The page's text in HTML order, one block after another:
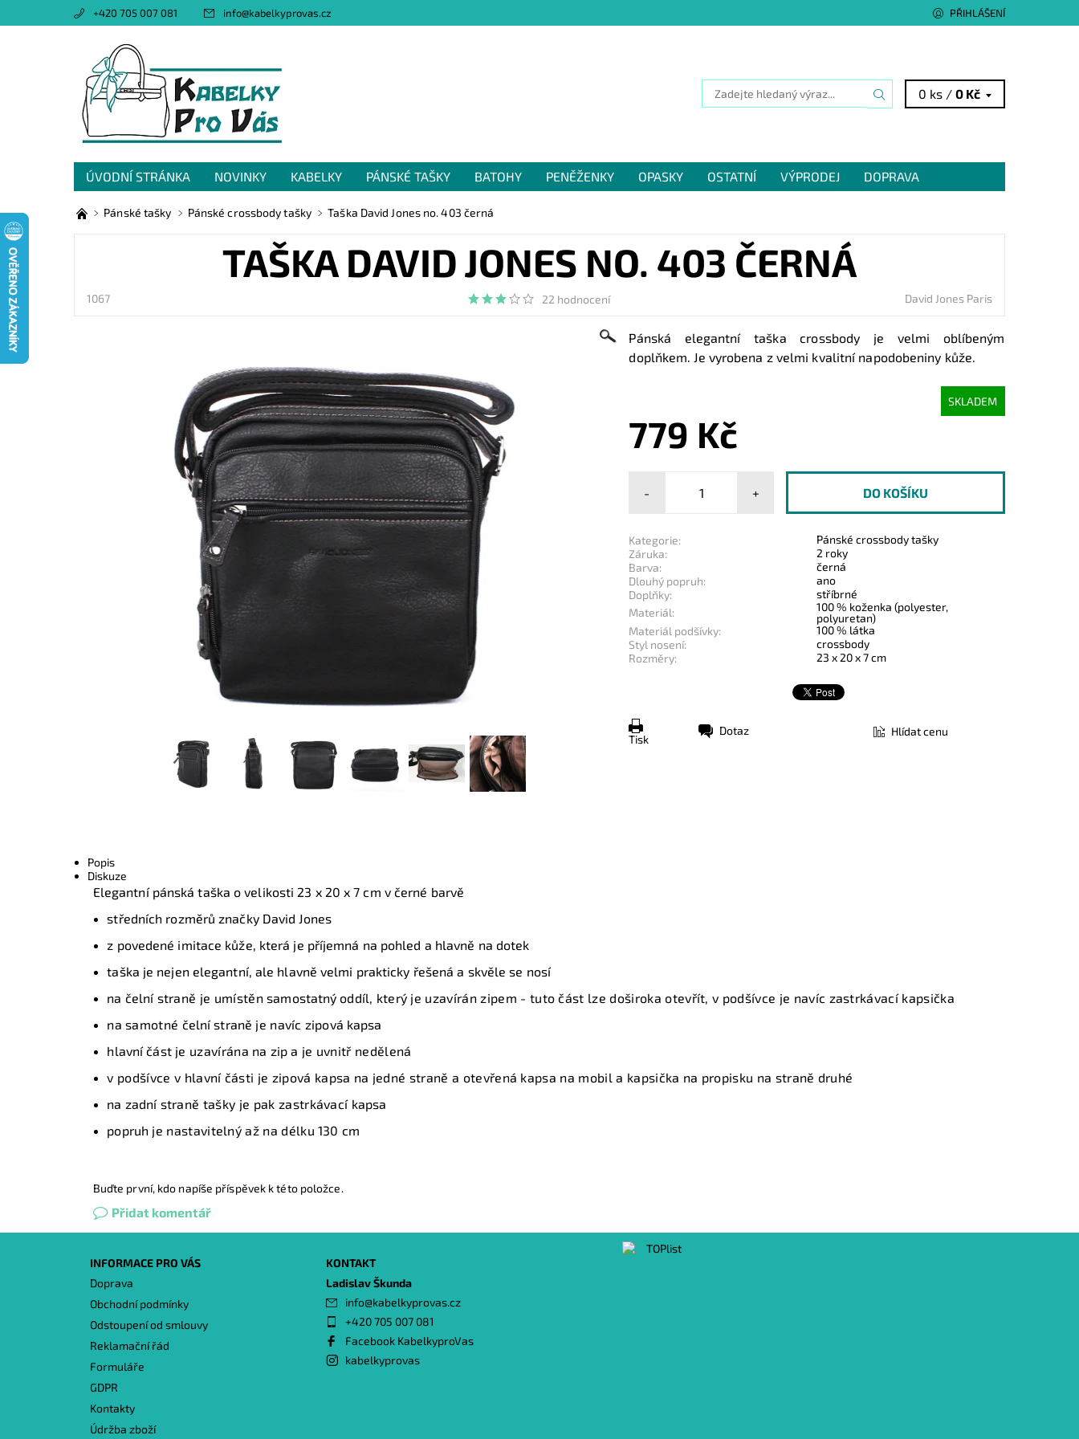
+420 705 007 081 info@kabelkyprovas.cz PŘIHLÁŠENÍ
0 ks /0 Kč
ÚVODNÍ STRÁNKA NOVINKY KABELKY PÁNSKÉ TAŠKY BATOHY PENĚŽENKY OPASKY OSTATNÍ VÝPRODEJ
DOPRAVA
OBCHODNÍ PODMÍNKY
GDPR NAPIŠTE NÁM
Pánské tašky Pánské crossbody tašky Taška David Jones no. 403 černá
TAŠKA DAVID JONES NO. 403 ČERNÁ
1067 22 hodnocení David Jones Paris
Pánská elegantní taška crossbody je velmi oblíbeným
doplňkem. Je vyrobena z velmi kvalitní napodobeniny kůže.
SKLADEM
779 Kč
- +
Kategorie:
Pánské crossbody tašky
Záruka:
2 roky
Barva:
černá
Dlouhý popruh:
ano
Doplňky:
stříbrné
Materiál:
100 % koženka (polyester,
polyuretan)
Materiál podšívky:
100 % látka
Styl nosení:
crossbody
Rozměry:
23 x 20 x 7 cm
Tisk
Dotaz Hlídat cenu
Popis
Diskuze
Elegantní pánská taška o velikosti 23 x 20 x 7 cm v černé barvě
středních rozměrů značky David Jones
z povedené imitace kůže, která je příjemná na pohled a hlavně na dotek
taška je nejen elegantní, ale hlavně velmi prakticky řešená a skvěle se nosí
na čelnístraně je umístěnsamostatný oddíl, který je uzavírán zipem - tuto část lze doširoka otevřít, v podšívce je navíc zastrkávací kapsička
na samotné čelní straně je navíczipová kapsa
hlavní částje uzavírána na zipa je uvnitř nedělená
v podšívce v hlavní části je zipová kapsa na jedné straně a otevřená kapsa na mobil a kapsička na propisku na straně druhé
na zadnístraně tašky je pak zastrkávací kapsa
popruh je nastavitelný až na délku130 cm
Buďte první, kdo napíše příspěvek k této položce.
Přidat komentář
INFORMACE PRO VÁS
Doprava
Obchodní podmínky
Odstoupení od smlouvy
Reklamační řád
Formuláře
GDPR
Kontakty
Údržba zboží
KONTAKT
Ladislav Škunda
info@kabelkyprovas.cz
+420 705 007 081
Facebook KabelkyproVas
kabelkyprovas